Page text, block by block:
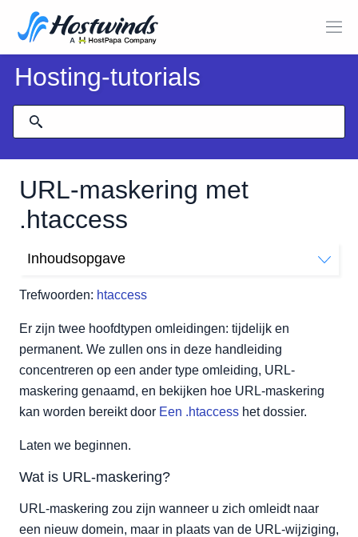
Hosting-tutorials
URL-maskering met
.htaccess
Trefwoorden: htaccess
Inhoudsopgave
Hoe maak ik een URL-maskeromleiding?
Er zijn twee hoofdtypen omleidingen: tijdelijk en
permanent. We zullen ons in deze handleiding
concentreren op een ander type omleiding, URL-
maskering genaamd, en bekijken hoe URL-maskering
kan worden bereikt door Een .htaccess het dossier.
Laten we beginnen.
Wat is URL-maskering?
URL-maskering zou zijn wanneer u zich omleidt naar
een nieuw domein, maar in plaats van de URL-wijziging,